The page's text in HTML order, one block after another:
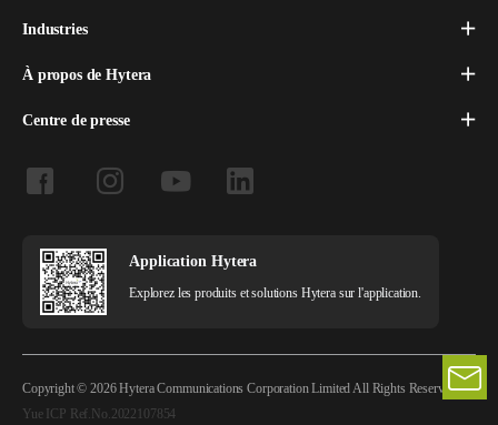
Industries
À propos de Hytera
Centre de presse
Application Hytera
Explorez les produits et solutions Hytera sur l'application.
Copyright © 2026 Hytera Communications Corporation Limited All Rights Reserved
Yue ICP Ref.No.2022107854